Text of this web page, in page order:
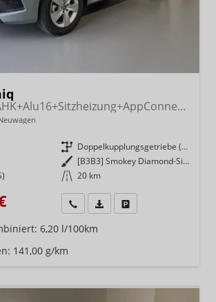
1.0 TSI DSG AHK+Alu16+Sitzheizung+AppConnect+GV5+LED+Nebel+Klima
Getriebe
Doppelkupplungsgetriebe (DSG)
Außenfarbe
[B3B3] Smokey Diamond-Silber Metallic
Kilometerstand 20 km
Wir rufen Sie anFahrzeugexposé (PDF)
6,20 l/100km
141,00 g/km